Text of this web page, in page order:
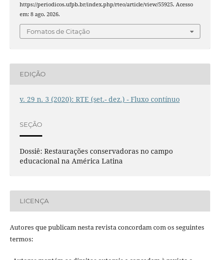
https://periodicos.ufpb.br/index.php/rteo/article/view/55925. Acesso
em: 8 ago. 2026.
Fomatos de Citação
EDIÇÃO
v. 29 n. 3 (2020): RTE (set.- dez.) - Fluxo contínuo
SEÇÃO
Dossiê: Restaurações conservadoras no campo
educacional na América Latina
LICENÇA
Autores que publicam nesta revista concordam com os seguintes
termos: